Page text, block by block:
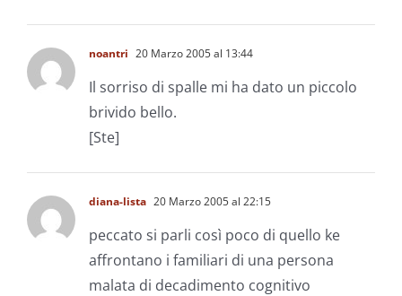
noantri 20 Marzo 2005 al 13:44
Il sorriso di spalle mi ha dato un piccolo
brivido bello.
[Ste]
diana-lista 20 Marzo 2005 al 22:15
peccato si parli così poco di quello ke
affrontano i familiari di una persona
malata di decadimento cognitivo